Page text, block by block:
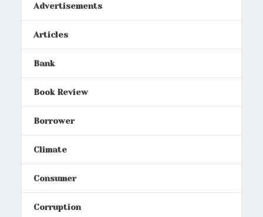
Advertisements
Articles
Bank
Book Review
Borrower
Climate
Consumer
Corruption